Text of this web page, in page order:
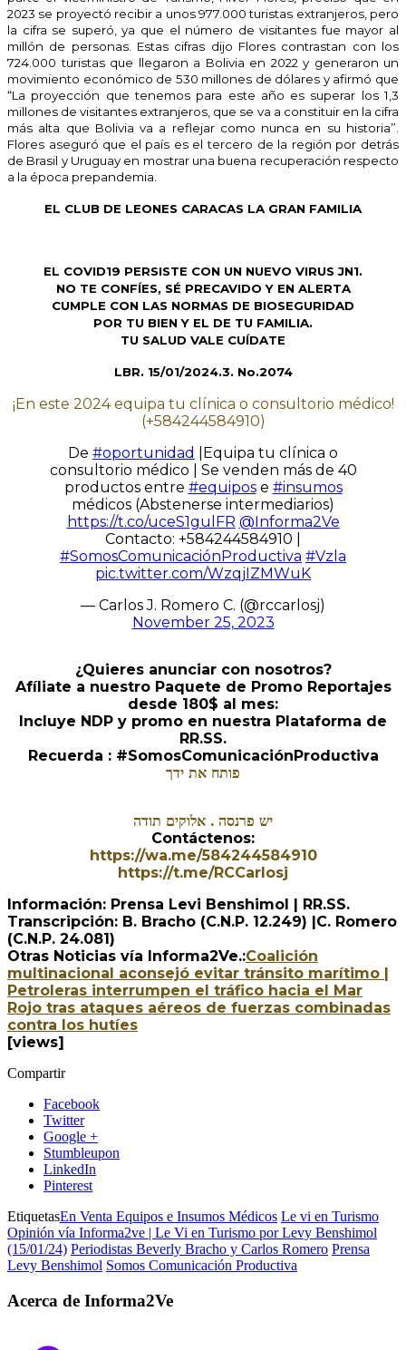
2023 se proyectó recibir a unos 977.000 turistas extranjeros, pero
la cifra se superó, ya que el número de visitantes fue mayor al
millón de personas. Estas cifras dijo Flores contrastan con los
724.000 turistas que llegaron a Bolivia en 2022 y generaron un
movimiento económico de 530 millones de dólares y afirmó que
“La proyección que tenemos para este año es superar los 1,3
millones de visitantes extranjeros, que se va a constituir en la cifra
más alta que Bolivia va a reflejar como nunca en su historia”.
Flores aseguró que el país es el tercero de la región por detrás
de Brasil y Uruguay en mostrar una buena recuperación respecto
a la época prepandemia.
EL CLUB DE LEONES CARACAS LA GRAN FAMILIA
EL COVID19 PERSISTE CON UN NUEVO VIRUS JN1.
NO TE CONFÍES, SÉ PRECAVIDO Y EN ALERTA
CUMPLE CON LAS NORMAS DE BIOSEGURIDAD
POR TU BIEN Y EL DE TU FAMILIA.
TU SALUD VALE CUÍDATE
LBR. 15/01/2024.3. No.2074
¡En este 2024 equipa tu clínica o consultorio médico!
(+584244584910)
De #oportunidad
|Equipa tu clínica o
consultorio médico | Se venden más de 40
productos entre #equipose #insumos
médicos (Abstenerse intermediarios)
https://t.co/uceS1gulFR @Informa2Ve
Contacto: +584244584910 |
#SomosComunicaciónProductiva #Vzla
pic.twitter.com/WzqjIZMWuK
— Carlos J. Romero C. (@rccarlosj)
November 25, 2023
¿Quieres anunciar con nosotros?
Afíliate a nuestro Paquete de Promo Reportajes
desde 180$ al mes:
Incluye NDP y promo en nuestra Plataforma de
RR.SS.
Recuerda : #SomosComunicaciónProductiva
פותח את ידך
יש פרנסה . אלוקים תודה
Contáctenos:
https://wa.me/584244584910
https://t.me/RCCarlosj
Información: Prensa Levi Benshimol | RR.SS.
Transcripción: B. Bracho (C.N.P. 12.249) |C. Romero
(C.N.P. 24.081)
Otras Noticias vía Informa2Ve.:Coalición
multinacional aconsejó evitar tránsito marítimo |
Petroleras interrumpen el tráfico hacia el Mar
Rojo tras ataques aéreos de fuerzas combinadas
contra los hutíes
[views]
Compartir
Facebook
Twitter
Google +
Stumbleupon
LinkedIn
Pinterest
EtiquetasEn Venta Equipos e Insumos Médicos Le vi en Turismo
Opinión vía Informa2ve | Le Vi en Turismo por Levy Benshimol
(15/01/24) Periodistas Beverly Bracho y Carlos Romero Prensa
Levy Benshimol Somos Comunicación Productiva
Acerca de Informa2Ve